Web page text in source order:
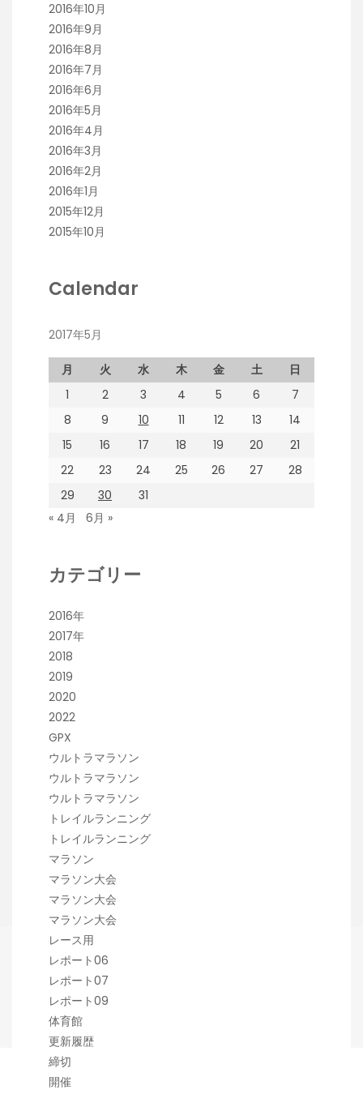
2016年10月
2016年9月
2016年8月
2016年7月
2016年6月
2016年5月
2016年4月
2016年3月
2016年2月
2016年1月
2015年12月
2015年10月
Calendar
2017年5月
月 火 水 木 金 土
日
1
2 3 4 5 6
7
8
9 10 11 12 13
14
15
16 17 18 19 20
21
22
23 24 25 26 27
28
29
30
31
« 4月
6月 »
カテゴリー
2016年
2017年
2018
2019
2020
2022
GPX
ウルトラマラソン
ウルトラマラソン
ウルトラマラソン
トレイルランニング
トレイルランニング
マラソン
マラソン大会
マラソン大会
マラソン大会
レース用
レポート06
レポート07
レポート09
体育館
更新履歴
締切
開催